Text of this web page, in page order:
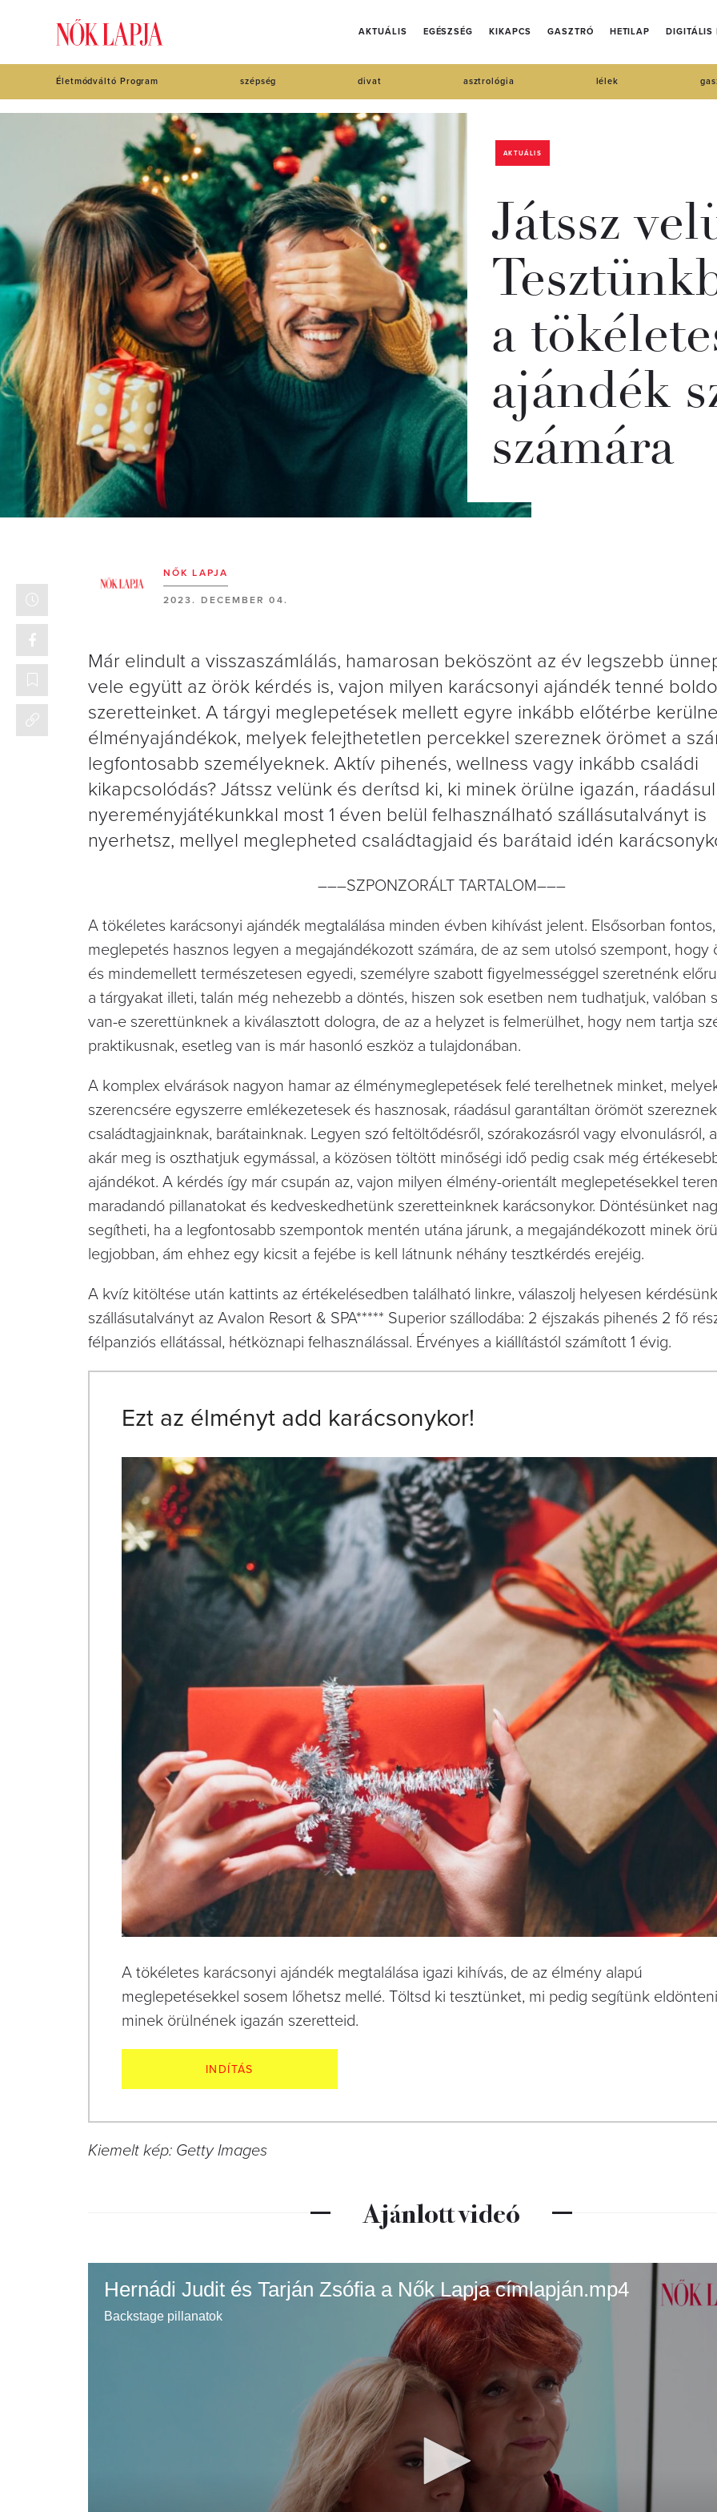
AKTUÁLIS EGÉSZSÉG KIKAPCS GASZTRÓ HETILAP DIGITÁLIS
Életmódváltó Program szépség divat asztrológia lélek
AKTUÁLIS
Játssz
a
ajándék
számára
NŐK LAPJA
2023. DECEMBER 04.
Már elindult a visszaszámlálás, hamarosan beköszönt az év legszebb
vele együtt az örök kérdés is, vajon milyen karácsonyi ajándék tenné
szeretteinket. A tárgyi meglepetések mellett egyre inkább előtérbe
élményajándékok, melyek felejthetetlen percekkel szereznek örömet a
legfontosabb személyeknek. Aktív pihenés, wellness vagy inkább családi
kikapcsolódás? Játssz velünk és derítsd ki, ki minek örülne igazán, ráadásul
nyereményjátékunkkal most 1 éven belül felhasználható szállásutalványt is
nyerhetsz, mellyel meglepheted családtagjaid és barátaid idén
–––SZPONZORÁLT TARTALOM–––
A tökéletes karácsonyi ajándék megtalálása minden évben kihívást jelent. Elsősorban
meglepetés hasznos legyen a megajándékozott számára, de az sem utolsó szempont, hogy
és mindemellett természetesen egyedi, személyre szabott figyelmességgel szeretnénk
a tárgyakat illeti, talán még nehezebb a döntés, hiszen sok esetben nem tudhatjuk, valóban
van-e szerettünknek a kiválasztott dologra, de az a helyzet is felmerülhet, hogy nem tartja
praktikusnak, esetleg van is már hasonló eszköz a tulajdonában.
A komplex elvárások nagyon hamar az élménymeglepetések felé terelhetnek minket,
szerencsére egyszerre emlékezetesek és hasznosak, ráadásul garantáltan örömöt szereznek
családtagjainknak, barátainknak. Legyen szó feltöltődésről, szórakozásról vagy elvonulásról,
akár meg is oszthatjuk egymással, a közösen töltött minőségi idő pedig csak még
ajándékot. A kérdés így már csupán az, vajon milyen élmény-orientált meglepetésekkel
maradandó pillanatokat és kedveskedhetünk szeretteinknek karácsonykor. Döntésünket
segítheti, ha a legfontosabb szempontok mentén utána járunk, a megajándékozott minek
legjobban, ám ehhez egy kicsit a fejébe is kell látnunk néhány tesztkérdés erejéig.
A kvíz kitöltése után kattints az értékelésedben található linkre, válaszolj helyesen
szállásutalványt az Avalon Resort & SPA***** Superior szállodába: 2 éjszakás pihenés 2 fő
félpanziós ellátással, hétköznapi felhasználással. Érvényes a kiállítástól számított 1 évig.
Ezt az élményt add karácsonykor!
A tökéletes karácsonyi ajándék megtalálása igazi kihívás, de az élmény alapú
meglepetésekkel sosem lőhetsz mellé. Töltsd ki tesztünket, mi pedig segítünk
minek örülnének igazán szeretteid.
INDÍTÁS
Kiemelt kép: Getty Images
Ajánlott videó
Hernádi Judit és Tarján Zsófia a Nők Lapja címlapján.mp4
Backstage pillanatok